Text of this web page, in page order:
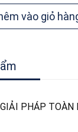
vào giỏ
PHÁP TOÀN